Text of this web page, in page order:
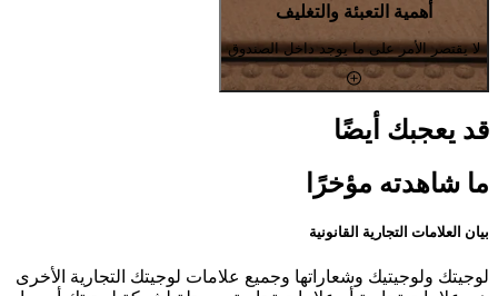
أهمية التعبئة والتغليف
لا يقتصر الأمر على ما يوجد داخل الصندوق
قد يعجبك أيضًا
ما شاهدته مؤخرًا
بيان العلامات التجارية القانونية
لوجيتك ولوجيتيك وشعاراتها وجميع علامات لوجيتك التجارية الأخرى